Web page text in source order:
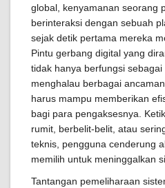
global, kenyamanan seorang
berinteraksi dengan sebuah
sejak detik pertama mereka
Pintu gerbang digital yang
tidak hanya berfungsi
menghalau berbagai
harus mampu memberikan
bagi para pengaksesnya.
rumit, berbelit-belit, atau
teknis, pengguna cenderung
memilih untuk meninggalkan
Tantangan pemeliharaan